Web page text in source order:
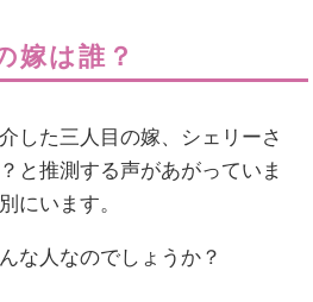
嫁は誰？
した三人目の嫁、シェリーさ
と推測する声があがっていま
にいます。
な人なのでしょうか？